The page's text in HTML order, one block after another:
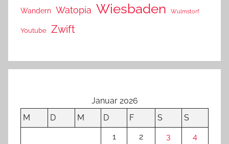
Wandern Watopia Wiesbaden Wulmstorf
Youtube Zwift
Januar 2026
M
D M D F S
S
1
2 3
4